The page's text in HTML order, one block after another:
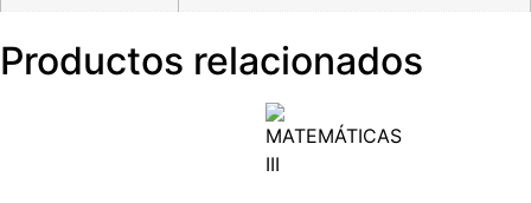
Productos relacionados